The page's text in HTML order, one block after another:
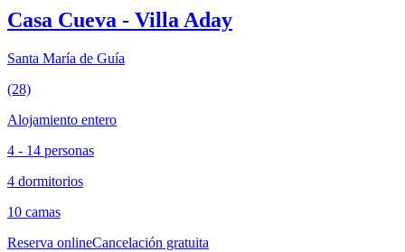
Casa Cueva - Villa Aday
Santa María de Guía
(28)
Alojamiento entero
4 - 14 personas
4 dormitorios
10 camas
Reserva onlineCancelación gratuita